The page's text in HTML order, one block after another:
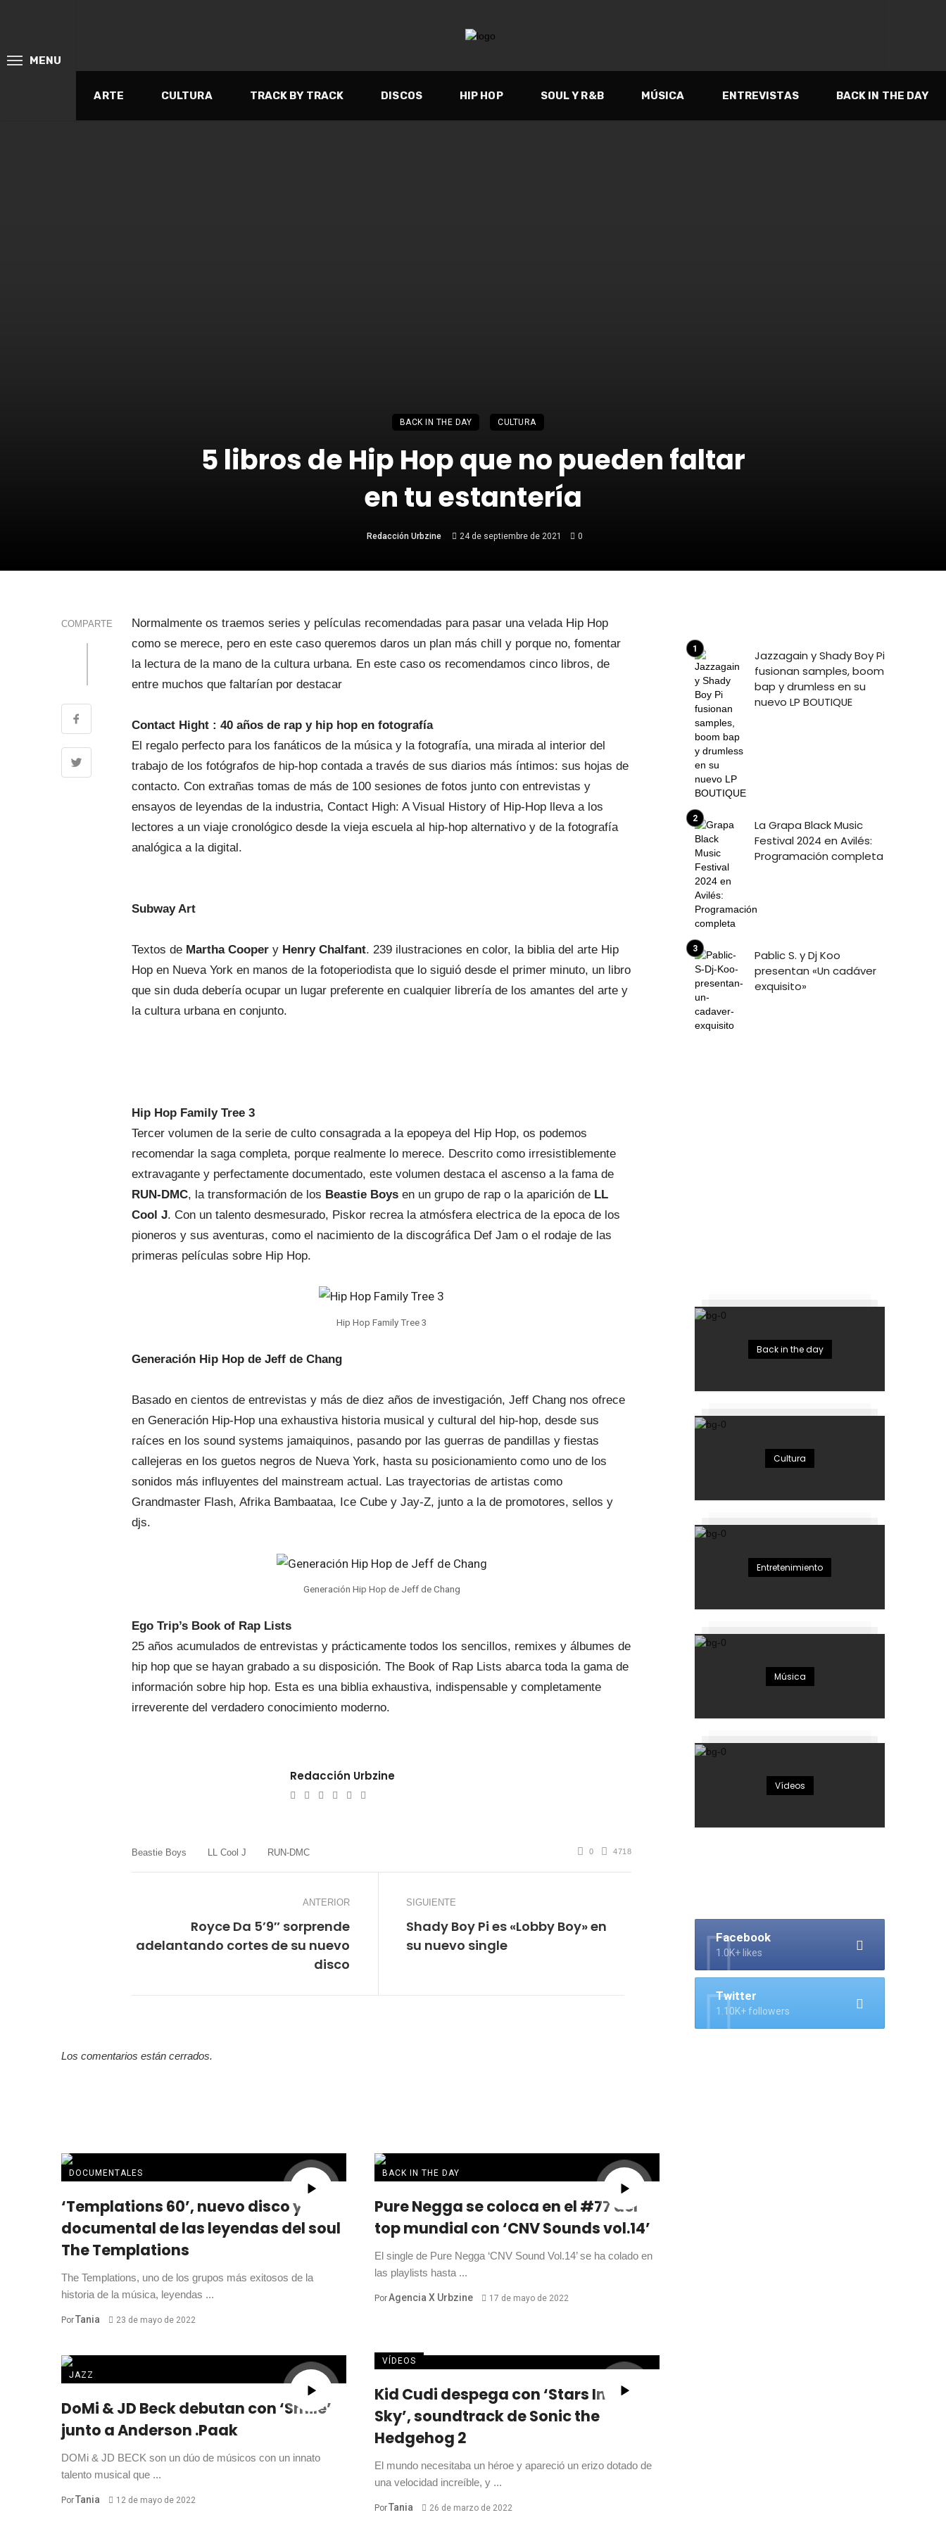
MENU
ARTE CULTURA TRACK BY TRACK DISCOS HIP HOP SOUL Y R&B MÚSICA ENTREVISTAS BACK IN THE DAY
BACK IN THE DAY CULTURA
5 libros de Hip Hop que no pueden faltar
en tu estantería
Redacción Urbzine 24 de septiembre de 2021 0
COMPARTE
Normalmente os traemos series y películas recomendadas para pasar una velada Hip Hop
como se merece, pero en este caso queremos daros un plan más chill y porque no, fomentar
la lectura de la mano de la cultura urbana. En este caso os recomendamos cinco libros, de
entre muchos que faltarían por destacar
Contact Hight : 40 años de rap y hip hop en fotografía
El regalo perfecto para los fanáticos de la música y la fotografía, una mirada al interior del
trabajo de los fotógrafos de hip-hop contada a través de sus diarios más íntimos: sus hojas de
contacto. Con extrañas tomas de más de 100 sesiones de fotos junto con entrevistas y
ensayos de leyendas de la industria, Contact High: A Visual History of Hip-Hop lleva a los
lectores a un viaje cronológico desde la vieja escuela al hip-hop alternativo y de la fotografía
analógica a la digital.
Subway Art
Textos de Martha Cooper y Henry Chalfant. 239 ilustraciones en color, la biblia del arte Hip
Hop en Nueva York en manos de la fotoperiodista que lo siguió desde el primer minuto, un libro
que sin duda debería ocupar un lugar preferente en cualquier librería de los amantes del arte y
la cultura urbana en conjunto.
Hip Hop Family Tree 3
Tercer volumen de la serie de culto consagrada a la epopeya del Hip Hop, os podemos
recomendar la saga completa, porque realmente lo merece. Descrito como irresistiblemente
extravagante y perfectamente documentado, este volumen destaca el ascenso a la fama de
RUN-DMC, la transformación de los Beastie Boys en un grupo de rap o la aparición de LL
Cool J. Con un talento desmesurado, Piskor recrea la atmósfera electrica de la epoca de los
pioneros y sus aventuras, como el nacimiento de la discográfica Def Jam o el rodaje de las
primeras películas sobre Hip Hop.
Hip Hop Family Tree 3
Generación Hip Hop de Jeff de Chang
Basado en cientos de entrevistas y más de diez años de investigación, Jeff Chang nos ofrece
en Generación Hip-Hop una exhaustiva historia musical y cultural del hip-hop, desde sus
raíces en los sound systems jamaiquinos, pasando por las guerras de pandillas y fiestas
callejeras en los guetos negros de Nueva York, hasta su posicionamiento como uno de los
sonidos más influyentes del mainstream actual. Las trayectorias de artistas como
Grandmaster Flash, Afrika Bambaataa, Ice Cube y Jay-Z, junto a la de promotores, sellos y
djs.
Generación Hip Hop de Jeff de Chang
Ego Trip’s Book of Rap Lists
25 años acumulados de entrevistas y prácticamente todos los sencillos, remixes y álbumes de
hip hop que se hayan grabado a su disposición. The Book of Rap Lists abarca toda la gama de
información sobre hip hop. Esta es una biblia exhaustiva, indispensable y completamente
irreverente del verdadero conocimiento moderno.
Redacción Urbzine
WebsiteTwitterFacebook
Youtube
Beastie Boys LL Cool J RUN-DMC 0 4718
ANTERIOR
Royce Da 5’9″ sorprende
adelantando cortes de su nuevo
disco
SIGUIENTE
Shady Boy Pi es «Lobby Boy» en
su nuevo single
Los comentarios están cerrados.
DOCUMENTALES
‘Templations 60’, nuevo disco y
documental de las leyendas del soul
The Templations
The Templations, uno de los grupos más exitosos de la
historia de la música, leyendas ...
PorTania 23 de mayo de 2022
BACK IN THE DAY
Pure Negga se coloca en el #77 del
top mundial con ‘CNV Sounds vol.14’
El single de Pure Negga ‘CNV Sound Vol.14’ se ha colado en
las playlists hasta ...
PorAgencia X Urbzine 17 de mayo de 2022
JAZZ
DoMi & JD Beck debutan con ‘Smile’
junto a Anderson .Paak
DOMi & JD BECK son un dúo de músicos con un innato
talento musical que ...
PorTania 12 de mayo de 2022
VÍDEOS
Kid Cudi despega con ‘Stars In The
Sky’, soundtrack de Sonic the
Hedgehog 2
El mundo necesitaba un héroe y apareció un erizo dotado de
una velocidad increíble, y ...
PorTania 26 de marzo de 2022
Jazzagain y Shady Boy Pi
fusionan samples, boom
bap y drumless en su
nuevo LP BOUTIQUE
La Grapa Black Music
Festival 2024 en Avilés:
Programación completa
Pablic S. y Dj Koo
presentan «Un cadáver
exquisito»
Back in the day
Cultura
Entretenimiento
Música
Vídeos
Facebook
1.0K+ likes
Twitter
1.10K+ followers